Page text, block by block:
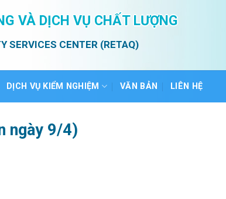
VÀ DỊCH VỤ CHẤT LƯỢNG
SERVICES CENTER (RETAQ)
DỊCH VỤ KIỂM NGHIỆM VĂN BẢN LIÊN HỆ
ngày 9/4)